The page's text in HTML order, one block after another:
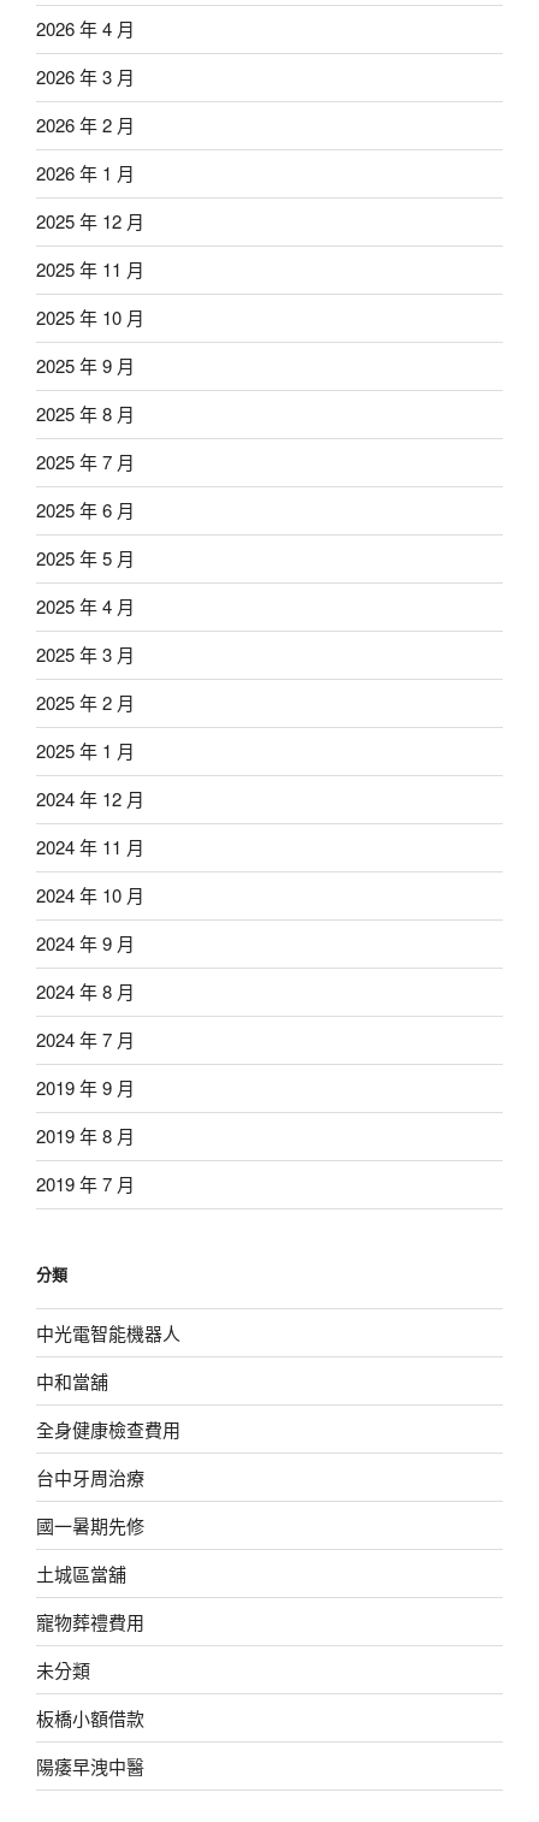
2026 年 4 月
2026 年 3 月
2026 年 2 月
2026 年 1 月
2025 年 12 月
2025 年 11 月
2025 年 10 月
2025 年 9 月
2025 年 8 月
2025 年 7 月
2025 年 6 月
2025 年 5 月
2025 年 4 月
2025 年 3 月
2025 年 2 月
2025 年 1 月
2024 年 12 月
2024 年 11 月
2024 年 10 月
2024 年 9 月
2024 年 8 月
2024 年 7 月
2019 年 9 月
2019 年 8 月
2019 年 7 月
分類
中光電智能機器人
中和當舖
全身健康檢查費用
台中牙周治療
國一暑期先修
土城區當舖
寵物葬禮費用
未分類
板橋小額借款
陽痿早洩中醫